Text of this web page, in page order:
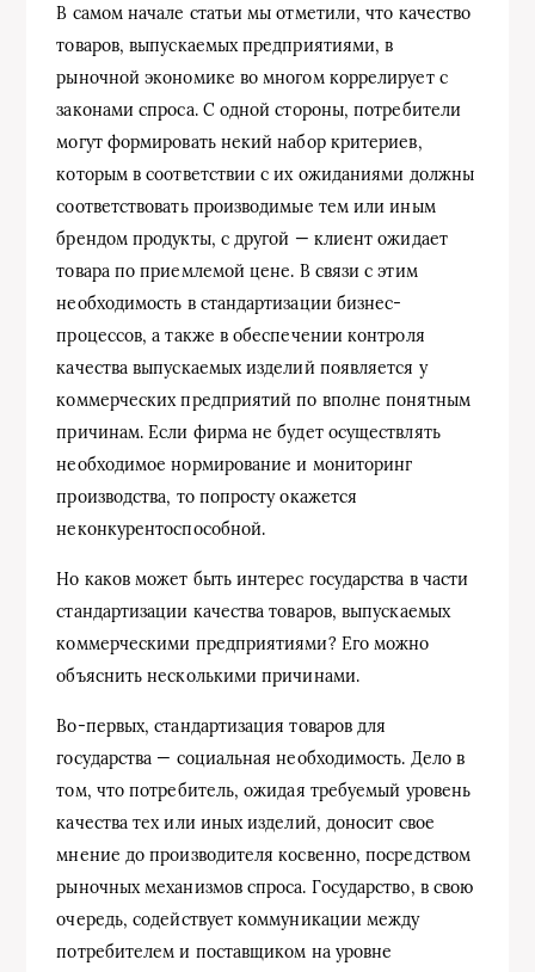
В самом начале статьи мы отметили, что качество
товаров, выпускаемых предприятиями, в
рыночной экономике во многом коррелирует с
законами спроса. С одной стороны, потребители
могут формировать некий набор критериев,
которым в соответствии с их ожиданиями должны
соответствовать производимые тем или иным
брендом продукты, с другой — клиент ожидает
товара по приемлемой цене. В связи с этим
необходимость в стандартизации бизнес-
процессов, а также в обеспечении контроля
качества выпускаемых изделий появляется у
коммерческих предприятий по вполне понятным
причинам. Если фирма не будет осуществлять
необходимое нормирование и мониторинг
производства, то попросту окажется
неконкурентоспособной.
Но каков может быть интерес государства в части
стандартизации качества товаров, выпускаемых
коммерческими предприятиями? Его можно
объяснить несколькими причинами.
Во-первых, стандартизация товаров для
государства — социальная необходимость. Дело в
том, что потребитель, ожидая требуемый уровень
качества тех или иных изделий, доносит свое
мнение до производителя косвенно, посредством
рыночных механизмов спроса. Государство, в свою
очередь, содействует коммуникации между
потребителем и поставщиком на уровне